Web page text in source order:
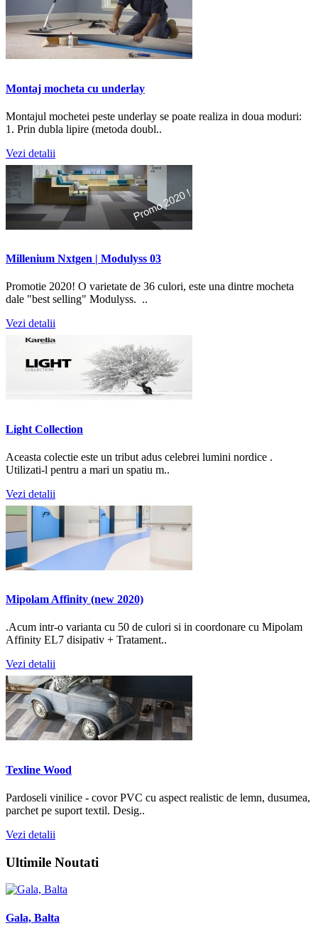
Montaj mocheta cu underlay
Montajul mochetei peste underlay se poate realiza in doua moduri:
1. Prin dubla lipire (metoda doubl..
Vezi detalii
Millenium Nxtgen | Modulyss 03
Promotie 2020! O varietate de 36 culori, este una dintre mocheta
dale "best selling" Modulyss. ..
Vezi detalii
Light Collection
Aceasta colectie este un tribut adus celebrei lumini nordice .
Utilizati-l pentru a mari un spatiu m..
Vezi detalii
Mipolam Affinity (new 2020)
.Acum intr-o varianta cu 50 de culori si in coordonare cu Mipolam
Affinity EL7 disipativ + Tratament..
Vezi detalii
Texline Wood
Pardoseli vinilice - covor PVC cu aspect realistic de lemn, dusumea,
parchet pe suport textil. Desig..
Vezi detalii
Ultimile Noutati
Gala, Balta